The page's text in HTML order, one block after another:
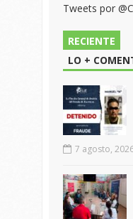
Tweets por
RECIENTE
LO +
7 agosto,